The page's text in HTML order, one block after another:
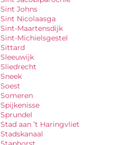
Sint Johns
Sint Nicolaasga
Sint-Maartensdijk
Sint-Michielsgestel
Sittard
Sleeuwijk
Sliedrecht
Sneek
Soest
Someren
Spijkenisse
Sprundel
Stad aan ’t Haringvliet
Stadskanaal